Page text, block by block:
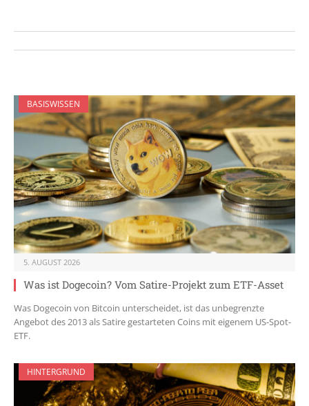
BASISWISSEN
5. AUGUST 2026
Was ist Dogecoin? Vom Satire-Projekt zum ETF-Asset
Was Dogecoin von Bitcoin unterscheidet, ist das unbegrenzte
Angebot des 2013 als Satire gestarteten Coins mit eigenem US-Spot-
ETF.
HINTERGRUND